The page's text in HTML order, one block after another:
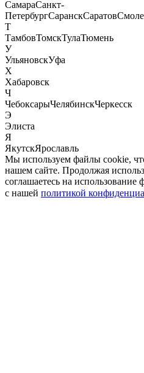
СамараСанкт-
ПетербургСаранскСаратов
Т
ТамбовТомскТулаТюмень
У
УльяновскУфа
Х
Хабаровск
Ч
ЧебоксарыЧелябинскЧеркесск
Э
Элиста
Я
ЯкутскЯрославль
Мы используем файлы cookie,
нашем сайте. Продолжая
соглашаетесь на использование
с нашей политикой